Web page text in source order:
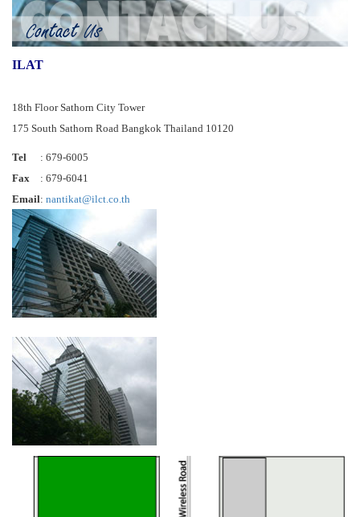
ILAT
18th Floor Sathorn City Tower
175 South Sathorn Road Bangkok Thailand 10120
Tel
: 679-6005
Fax
: 679-6041
Email: nantikat@ilct.co.th